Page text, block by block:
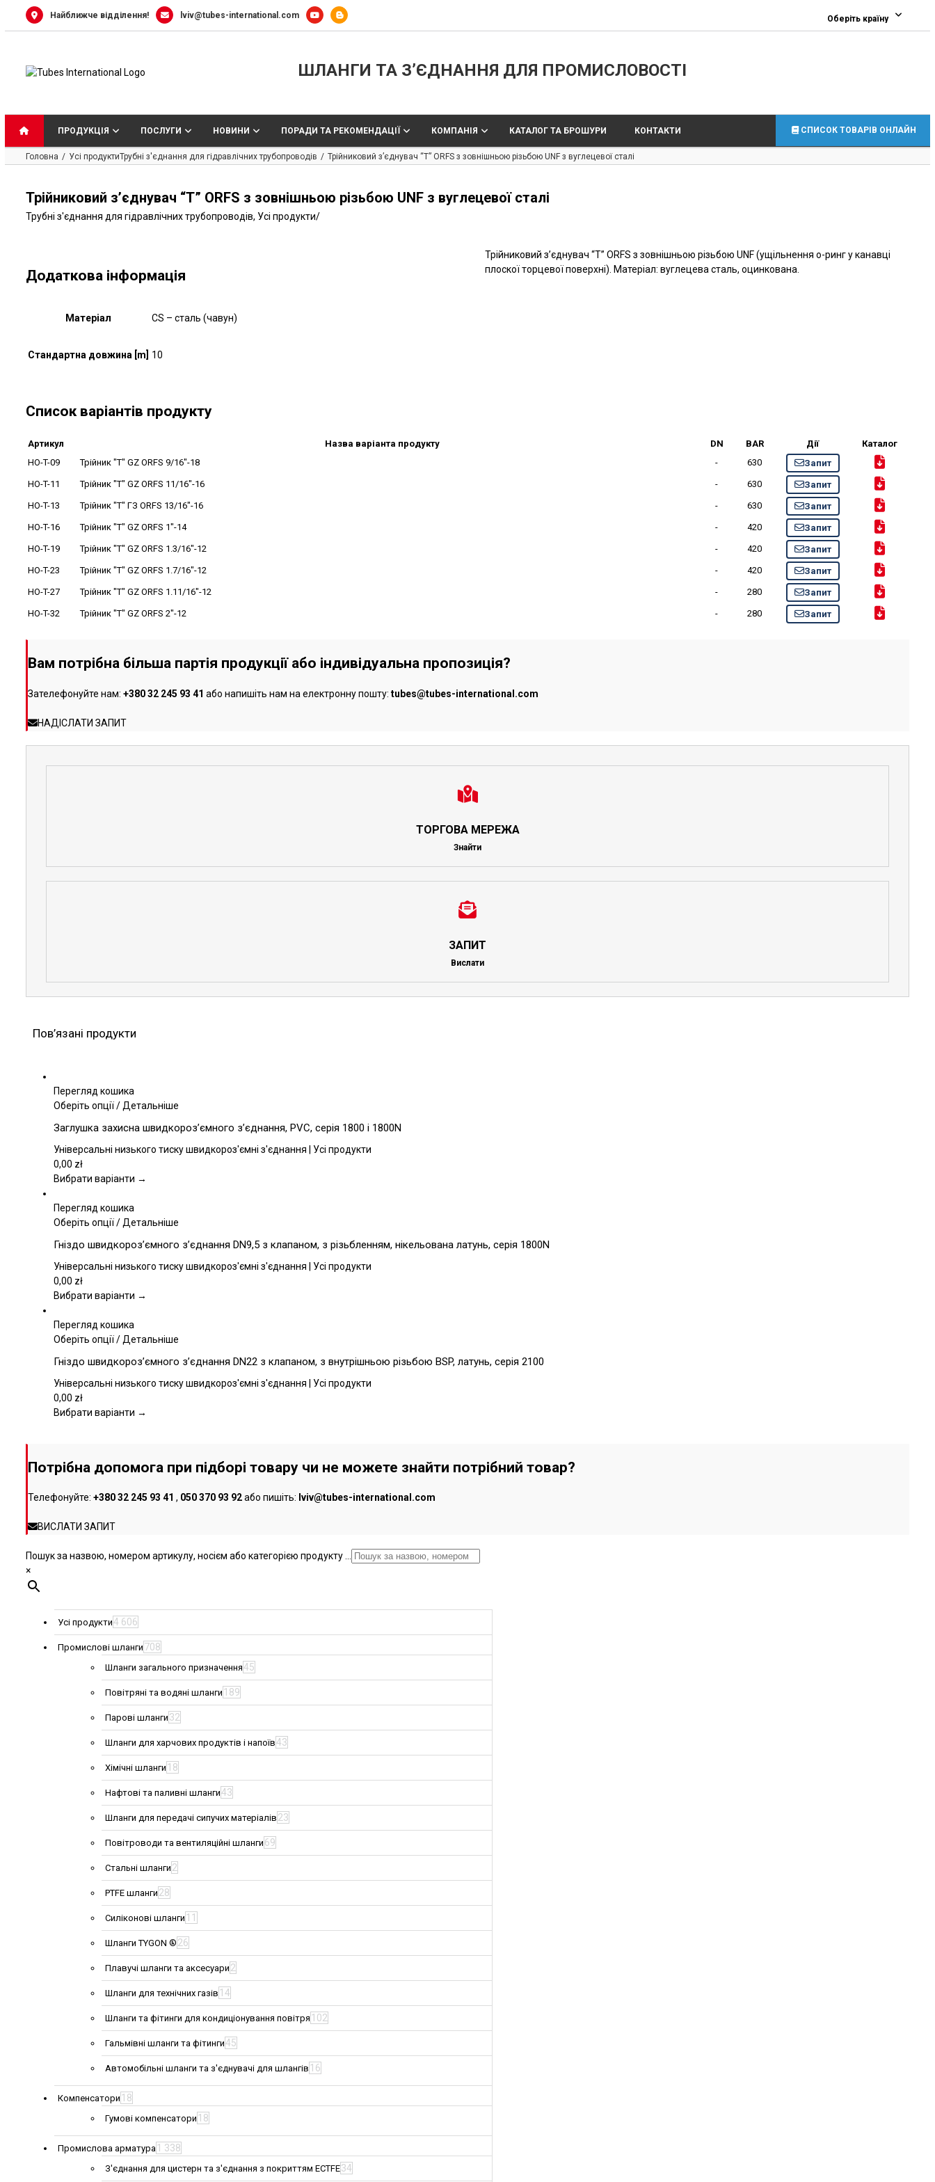
Найближче відділення! lviv@tubes-international.com Оберіть країну
ШЛАНГИ ТА З’ЄДНАННЯ ДЛЯ ПРОМИСЛОВОСТІ
ПРОДУКЦІЯ ПОСЛУГИ НОВИНИ ПОРАДИ ТА РЕКОМЕНДАЦІЇ КОМПАНІЯ КАТАЛОГ ТА БРОШУРИ КОНТАКТИ СПИСОК ТОВАРІВ ОНЛАЙН
Головна Усі продуктиТрубні з'єднання для гідравлічних трубопроводів Трійниковий з’єднувач “T” ORFS з зовнішньою різьбою UNF з вуглецевої сталі
Трійниковий з’єднувач “T” ORFS з зовнішньою різьбою UNF з вуглецевої сталі
Трубні з'єднання для гідравлічних трубопроводів, Усі продукти/
Додаткова інформація
Матеріал CS – сталь (чавун)
Стандартна довжина [m] 10
Трійниковий з’єднувач “T” ORFS з зовнішньою різьбою UNF (ущільнення о-ринг у канавці
плоскої торцевої поверхні). Матеріал: вуглецева сталь, оцинкована.
Список варіантів продукту
Артикул Назва варіанта продукту DN BAR Дії
Каталог
HO-T-09
Трійник "T" GZ ORFS 9/16"-18 - 630
Запит
HO-T-11
Трійник "T" GZ ORFS 11/16"-16 - 630
Запит
HO-T-13
Трійник "T" ГЗ ORFS 13/16"-16 - 630
Запит
HO-T-16
Трійник "T" GZ ORFS 1"-14 - 420
Запит
HO-T-19
Трійник "T" GZ ORFS 1.3/16"-12 - 420
Запит
HO-T-23
Трійник "T" GZ ORFS 1.7/16"-12 - 420
Запит
HO-T-27
Трійник "T" GZ ORFS 1.11/16"-12 - 280
Запит
HO-T-32
Трійник "T" GZ ORFS 2"-12 - 280 Запит
Вам потрібна більша партія продукції або індивідуальна пропозиція?
Зателефонуйте нам: +380 32 245 93 41 або напишіть нам на електронну пошту: tubes@tubes-international.com
НАДІСЛАТИ ЗАПИТ
ТОРГОВА МЕРЕЖА
Знайти
ЗАПИТ
Вислати
Пов’язані продукти
Перегляд кошика
Оберіть опції Цей
має
кілька
Параметри
вибрати
на
товару
/Детальніше
Заглушка захисна швидкороз’ємного з’єднання, PVC, серія 1800 і 1800N
Універсальні низького тиску швидкороз'ємні з'єднання | Усі продукти
0,00 zł
Вибрати варіанти →
Перегляд кошика
Оберіть опції Цей
має
кілька
Параметри
вибрати
на
товару
/Детальніше
Гніздо швидкороз’ємного з’єднання DN9,5 з клапаном, з різьбленням, нікельована латунь, серія 1800N
Універсальні низького тиску швидкороз'ємні з'єднання | Усі продукти
0,00 zł
Вибрати варіанти →
Перегляд кошика
Оберіть опції Цей
має
кілька
Параметри
сторінці
/Детальніше
Гніздо швидкороз’ємного з’єднання DN22 з клапаном, з внутрішньою різьбою BSP, латунь, серія 2100
Універсальні низького тиску швидкороз'ємні з'єднання | Усі продукти
0,00 zł
Вибрати варіанти →
Потрібна допомога при підборі товару чи не можете знайти потрібний товар?
Телефонуйте: +380 32 245 93 41 , 050 370 93 92або пишіть: lviv@tubes-international.com
ВИСЛАТИ ЗАПИТ
Пошук за назвою, номером артикулу, носієм або категорією продукту ...
×
Усі продукти4 606
Промислові шланги 708
Шланги загального призначення45
Повітряні та водяні шланги 189
Парові шланги 32
Шланги для харчових продуктів і напоїв43
Хімічні шланги 18
Нафтові та паливні шланги43
Шланги для передачі сипучих матеріалів 23
Повітроводи та вентиляційні шланги 69
Стальні шланги 2
PTFE шланги 28
Силіконові шланги 11
Шланги TYGON ® 26
Плавучі шланги та аксесуари 2
Шланги для технічних газів 14
Шланги та фітинги для кондиціонування повітря 102
Гальмівні шланги та фітинги45
Автомобільні шланги та з'єднувачі для шлангів 16
Компенсатори 18
Гумові компенсатори 18
Промислова арматура 1 338
З'єднання для цистерн та з'єднання з покриттям ECTFE34